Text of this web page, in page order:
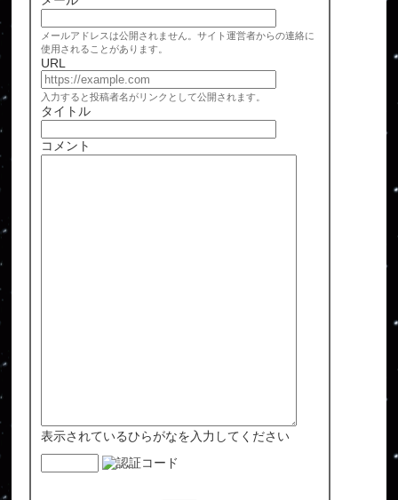
メールアドレスは公開されません。サイト運営者からの連絡に
使用されることがあります。
URL
入力すると投稿者名がリンクとして公開されます。
タイトル
コメント
表示されているひらがなを入力してください